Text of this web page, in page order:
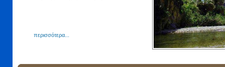
περισσότερα...